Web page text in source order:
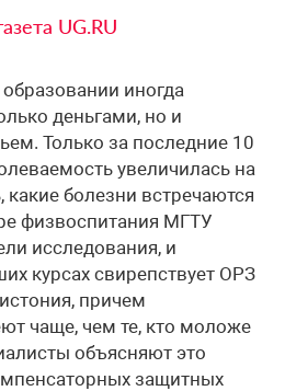
UG.RU
иногда
деньгами, но и
Только за последние 10
увеличилась на
болезни встречаются
физвоспитания МГТУ
исследования, и
курсах свирепствует ОРЗ
причем
чаще, чем те, кто моложе
объясняют это
защитных